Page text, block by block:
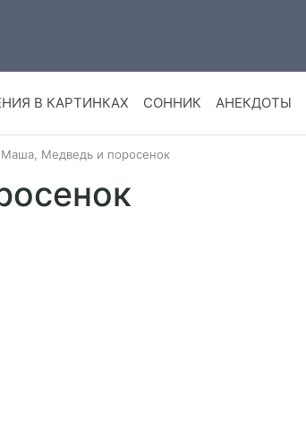
В КАРТИНКАХ СОННИК АНЕКДОТЫ
Маша, Медведь и поросенок